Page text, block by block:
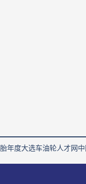
年度大选车油轮人才网